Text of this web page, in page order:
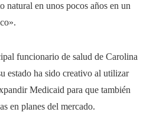
natural en unos pocos años en un
funcionario de salud de Carolina
estado ha sido creativo al utilizar
Medicaid para que también
en planes del mercado.